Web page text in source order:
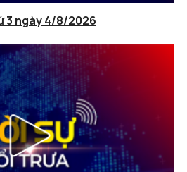
3 ngày 4/8/2026